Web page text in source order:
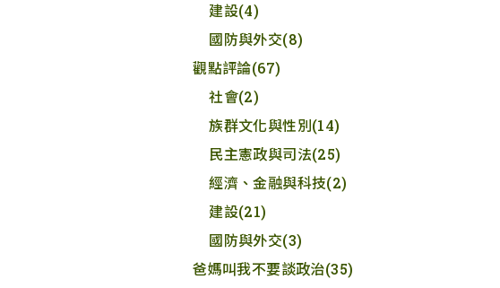
建設(4)
國防與外交(8)
觀點評論(67)
社會(2)
族群文化與性別(14)
民主憲政與司法(25)
經濟、金融與科技(2)
建設(21)
國防與外交(3)
爸媽叫我不要談政治(35)